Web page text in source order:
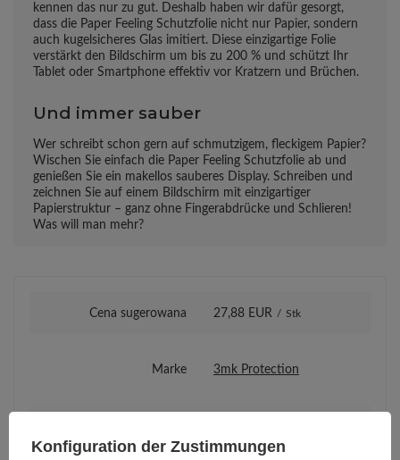
kennen das nur zu gut. Deshalb haben wir dafür gesorgt,
dass die Paper Feeling Schutzfolie nicht nur Papier, sondern
auch kugelsicheres Glas imitiert. Diese einzigartige Folie
verstärkt den Bildschirm um bis zu 200 % und schützt Ihr
Tablet oder Smartphone effektiv vor Kratzern und Brüchen.
Und immer sauber
Wer schreibt schon gern auf schmutzigem, fleckigem Papier?
Wischen Sie einfach die Paper Feeling Schutzfolie ab und
genießen Sie ein makellos sauberes Display. Schreiben und
zeichnen Sie auf einem Bildschirm mit einzigartiger
Papierstruktur – ganz ohne Fingerabdrücke und Schlieren!
Was will man mehr?
Cena sugerowana 27,88 EUR / Stk
Marke 3mk Protection
zuständige Stelle in der
o.o.
Mehr
Konfiguration der Zustimmungen